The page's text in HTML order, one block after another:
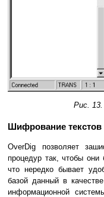
Рис.
Шифрование текстов
OverDig позволяет
процедур так, чтобы они
что нередко бывает
базой данный в
информационной